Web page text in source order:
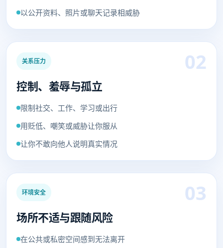
以公开资料、照片或聊天记录相威胁
关系压力 02
控制、羞辱与孤立
限制社交、工作、学习或出行
用贬低、嘲笑或威胁让你服从
让你不敢向他人说明真实情况
环境安全 03
场所不适与跟随风险
在公共或私密空间感到无法离开